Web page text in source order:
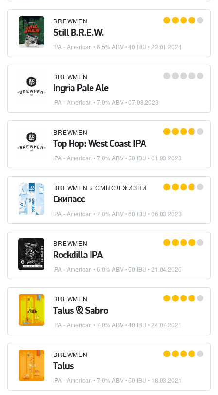
BREWMEN
Still B.R.E.W.
IPA - American • 6.5% ABV • 40 IBU •22.01.2024
BREWMEN
Ingria Pale Ale
IPA - American • 7.0% ABV •07.08.2023
BREWMEN
Top Hop: West Coast IPA
IPA - American • 7.0% ABV • 50 IBU •01.03.2023
BREWMEN × СМЫСЛ ЖИЗНИ
Скипасс
IPA - American • 7.0% ABV • 60 IBU •06.03.2023
BREWMEN
Rockdilla IPA
IPA - American • 6.0% ABV • 50 IBU •21.04.2020
BREWMEN
Talus & Sabro
IPA - American • 7.0% ABV • 40 IBU •24.07.2021
BREWMEN
Talus
IPA - American • 7.0% ABV • 50 IBU • 18.03.2021